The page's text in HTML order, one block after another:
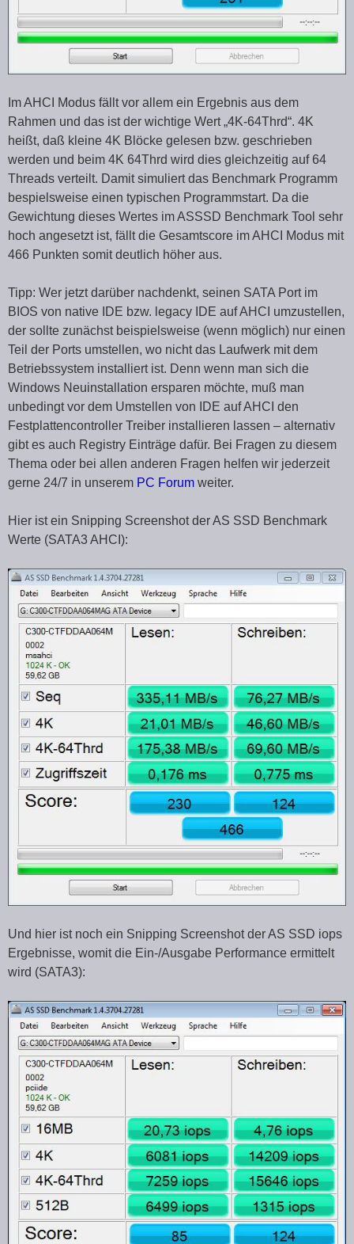
Im AHCI Modus fällt vor allem ein Ergebnis aus dem
Rahmen und das ist der wichtige Wert „4K-64Thrd“. 4K
heißt, daß kleine 4K Blöcke gelesen bzw. geschrieben
werden und beim 4K 64Thrd wird dies gleichzeitig auf 64
Threads verteilt. Damit simuliert das Benchmark Programm
bespielsweise einen typischen Programmstart. Da die
Gewichtung dieses Wertes im ASSSD Benchmark Tool sehr
hoch angesetzt ist, fällt die Gesamtscore im AHCI Modus mit
466 Punkten somit deutlich höher aus.
Tipp: Wer jetzt darüber nachdenkt, seinen SATA Port im
BIOS von native IDE bzw. legacy IDE auf AHCI umzustellen,
der sollte zunächst beispielsweise (wenn möglich) nur einen
Teil der Ports umstellen, wo nicht das Laufwerk mit dem
Betriebssystem installiert ist. Denn wenn man sich die
Windows Neuinstallation ersparen möchte, muß man
unbedingt vor dem Umstellen von IDE auf AHCI den
Festplattencontroller Treiber installieren lassen – alternativ
gibt es auch Registry Einträge dafür. Bei Fragen zu diesem
Thema oder bei allen anderen Fragen helfen wir jederzeit
gerne 24/7 in unserem PC Forum weiter.
Hier ist ein Snipping Screenshot der AS SSD Benchmark
Werte (SATA3 AHCI):
Und hier ist noch ein Snipping Screenshot der AS SSD iops
Ergebnisse, womit die Ein-/Ausgabe Performance ermittelt
wird (SATA3):